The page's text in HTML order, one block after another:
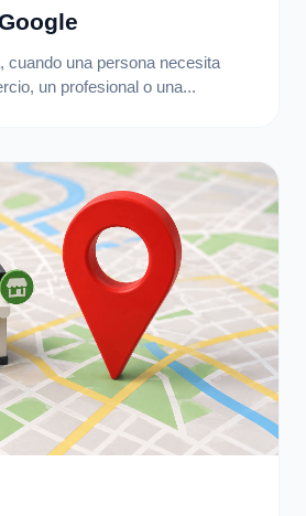
cuando una persona necesita
un profesional o una...